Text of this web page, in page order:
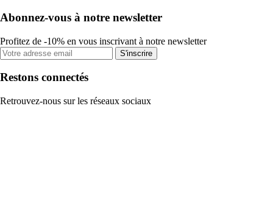
Abonnez-vous à notre newsletter
Profitez de -10% en vous inscrivant à notre newsletter
S'inscrire
Restons connectés
Retrouvez-nous sur les réseaux sociaux